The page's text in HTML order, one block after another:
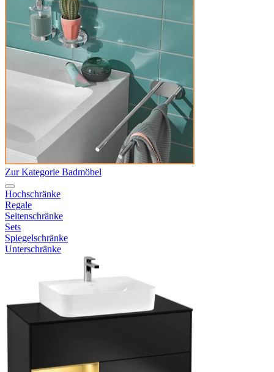
Zur Kategorie Badmöbel
Hochschränke
Regale
Seitenschränke
Sets
Spiegelschränke
Unterschränke